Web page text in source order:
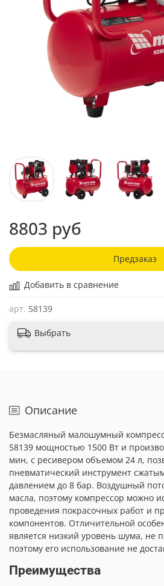
Добавить в сравнение
арт. 58139
8803 руб
Предзаказ
Выбрать
Описание
Безмасляный малошумный
58139 мощностью 1500 Вт и
мин, с ресивером объемом 24 л,
пневматический инструмент
давлением до 8 бар. Воздушный
масла, поэтому компрессор можно
проведения покрасочных работ и
компонентов. Отличительной
является низкий уровень шума,
поэтому его использование не
Преимущества